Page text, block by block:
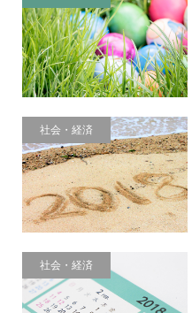
社会・経済
社会・経済